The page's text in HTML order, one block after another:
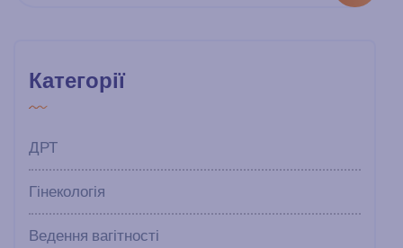
Категорії
ДРТ
Гінекологія
Ведення вагітності